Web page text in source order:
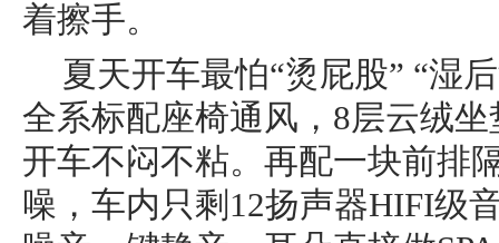
着擦手。
夏天开车最怕“烫屁股” “湿
全系标配座椅通风，8层云绒
开车不闷不粘。再配一块前排
噪，车内只剩12扬声器HIFI级